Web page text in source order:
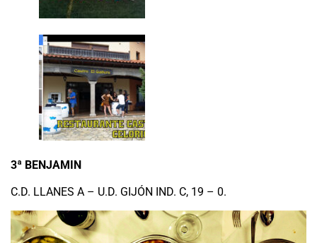
3ª BENJAMIN
C.D. LLANES A – U.D. GIJÓN IND. C, 19 – 0.